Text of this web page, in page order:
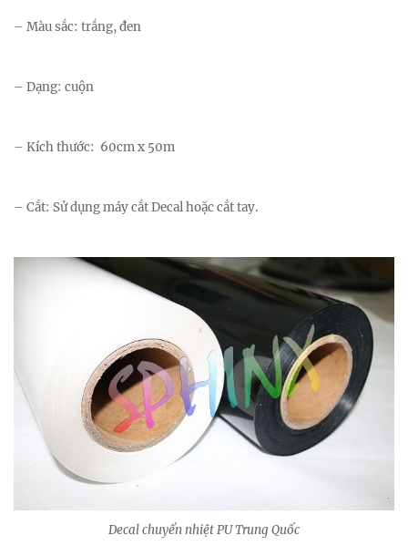
– Màu sắc: trắng, đen
– Dạng: cuộn
– Kích thước: 60cm x 50m
– Cắt: Sử dụng máy cắt Decal hoặc cắt tay.
Decal chuyển nhiệt PU Trung Quốc